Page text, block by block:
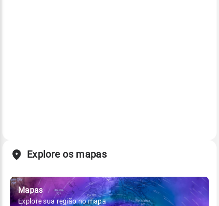
Explore os mapas
Mapas
Explore sua região no mapa